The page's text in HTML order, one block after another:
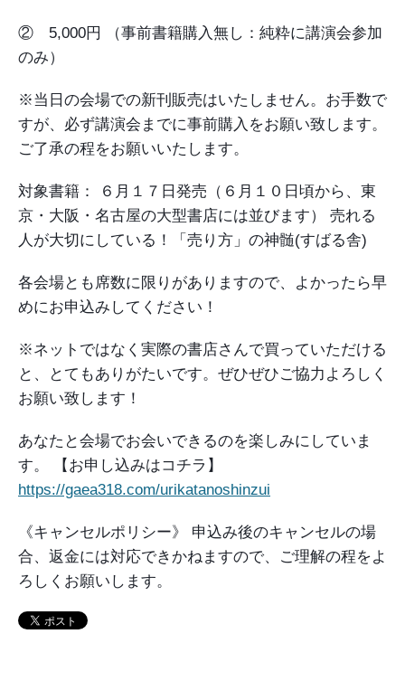
② 5,000円
（事前書籍購入無し：純粋に講演会参加
のみ）
※当日の会場での新刊販売はいたしません。お手数で
すが、必ず講演会までに事前購入をお願い致します。
ご了承の程をお願いいたします。
対象書籍：
６月１７日発売（６月１０日頃から、東
京・大阪・名古屋の大型書店には並びます）
売れる
人が大切にしている！「売り方」の神髄(すばる舎)
各会場とも席数に限りがありますので、よかったら早
めにお申込みしてください！
※ネットではなく実際の書店さんで買っていただける
と、とてもありがたいです。ぜひぜひご協力よろしく
お願い致します！
あなたと会場でお会いできるのを楽しみにしていま
す。
【お申し込みはコチラ】
https://gaea318.com/urikatanoshinzui
《キャンセルポリシー》
申込み後のキャンセルの場
合、返金には対応できかねますので、ご理解の程をよ
ろしくお願いします。